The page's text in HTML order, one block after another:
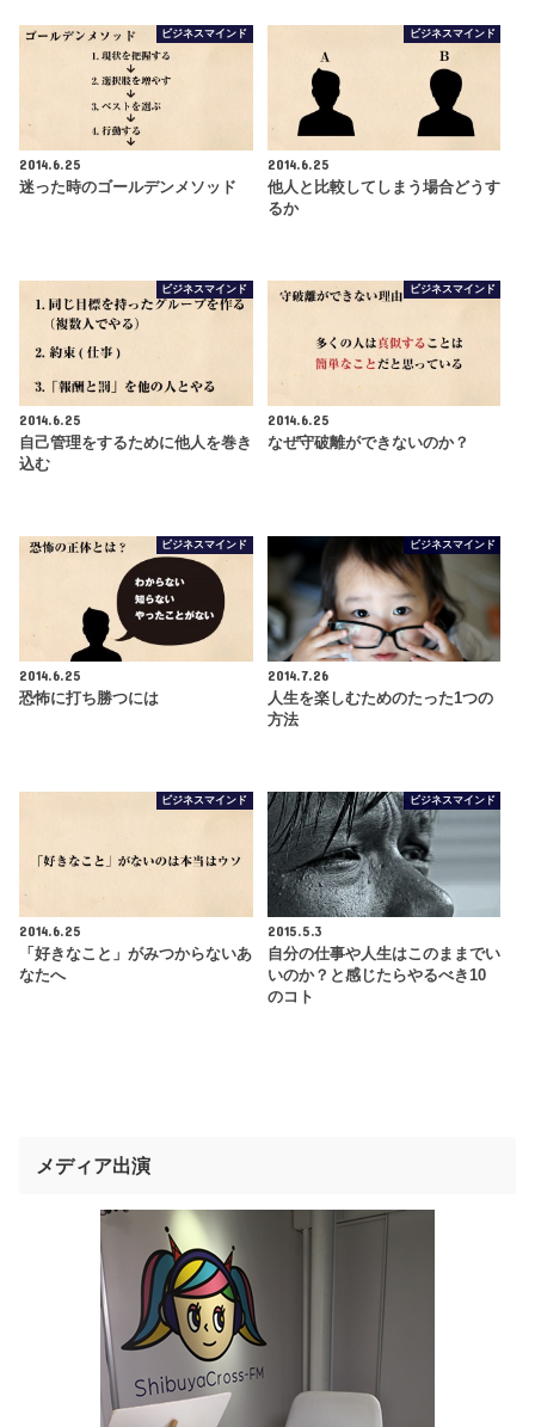
ビジネスマインド
2014.6.25
迷った時のゴールデンメソッド
ビジネスマインド
2014.6.25
他人と比較してしまう場合どうす
るか
ビジネスマインド
2014.6.25
自己管理をするために他人を巻き
込む
ビジネスマインド
2014.6.25
なぜ守破離ができないのか？
ビジネスマインド
2014.6.25
恐怖に打ち勝つには
ビジネスマインド
2014.7.26
人生を楽しむためのたった1つの
方法
ビジネスマインド
2014.6.25
「好きなこと」がみつからないあ
なたへ
ビジネスマインド
2015.5.3
自分の仕事や人生はこのままでい
いのか？と感じたらやるべき10
のコト
メディア出演